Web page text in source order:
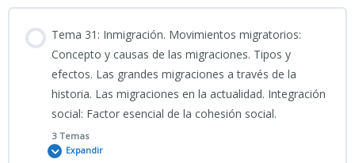
TEST 7_TEMA 27 CNP
TEST 8_TEMA 27 CNP
0% COMPLETADO 0/3 Pasos
02_06_2026_Clase grabada_Tema 30 CNP_CIENCIAS SOCIALES
PRESENTACIÓN TEMA 30 CNP 2025
Tema 31: Inmigración. Movimientos migratorios:
Concepto y causas de las migraciones. Tipos y
efectos. Las grandes migraciones a través de la
historia. Las migraciones en la actualidad. Integración
social: Factor esencial de la cohesión social.
3 Temas
Expandir